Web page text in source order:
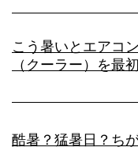
こう暑いとエアコ
（クーラー）を最
酷暑？猛暑日？ち